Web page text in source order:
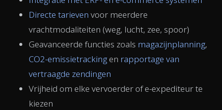
Directe tarieven voor meerdere
vrachtmodaliteiten (weg, lucht, zee, spoor)
Geavanceerde functies zoals magazijnplanning,
CO2-emissietracking en rapportage van
vertraagde zendingen
Vrijheid om elke vervoerder of e-expediteur te
kiezen